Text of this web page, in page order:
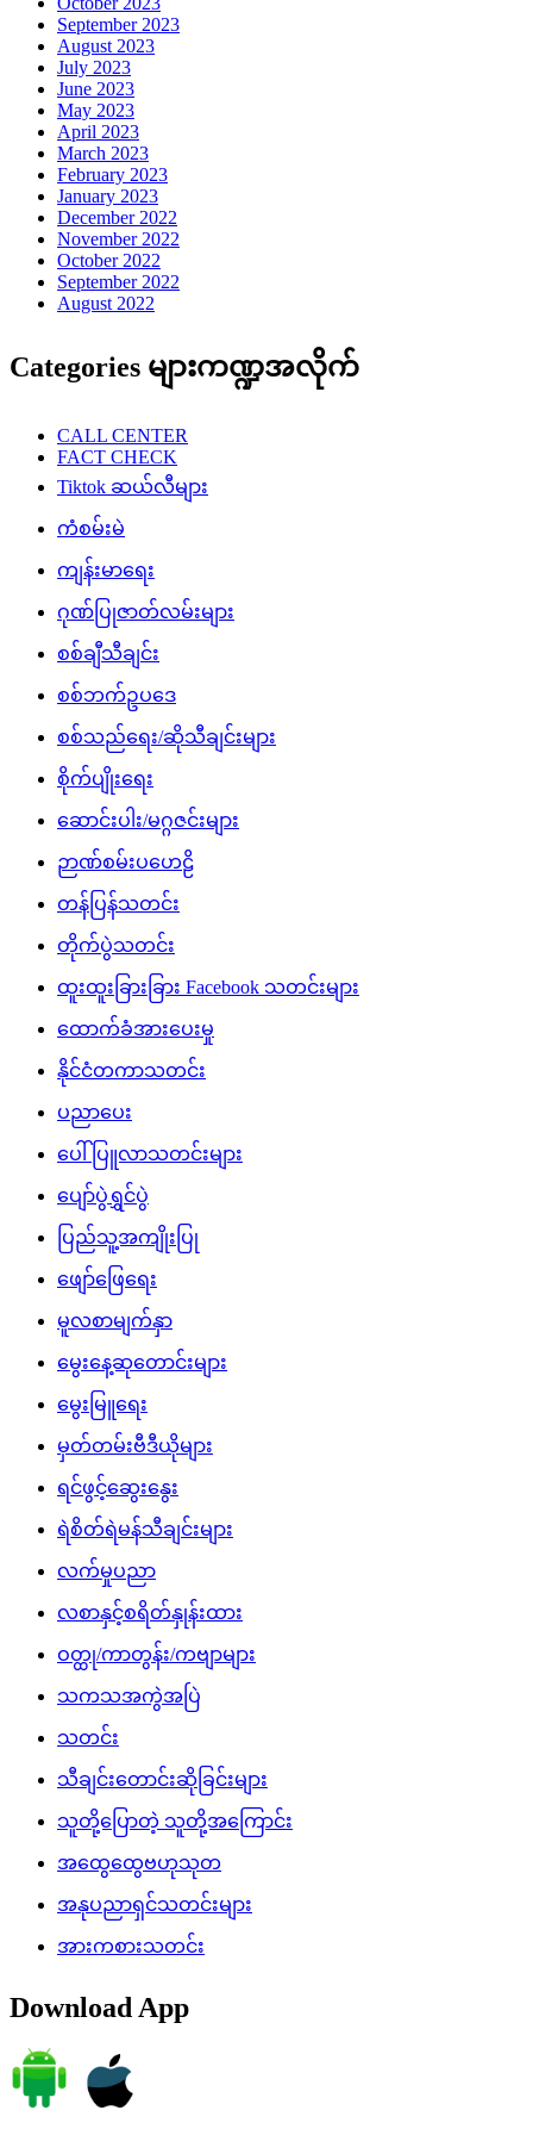
ကံစမ်းမဲ
ကျန်းမာရေး
ဂုဏ်ပြုဇာတ်လမ်းများ
စစ်ချီသီချင်း
စစ်ဘက်ဥပဒေ
စစ်သည်ရေး/ဆိုသီချင်းများ
စိုက်ပျိုးရေး
ဉာဏ်စမ်းပဟေဠိ
တိုက်ပွဲသတင်း
ထူးထူးခြားခြား Facebook သတင်းများ
ထောက်ခံအားပေးမှု
နိုင်ငံတကာသတင်း
ပညာပေး
ပေါ်ပြူလာသတင်းများ
ပျော်ပွဲရွှင်ပွဲ
ပြည်သူ့အကျိုးပြု
ဖျော်ဖြေရေး
မူလစာမျက်နှာ
မွေးနေ့ဆုတောင်းများ
မွေးမြူရေး
မှတ်တမ်းဗီဒီယိုများ
ရင်ဖွင့်ဆွေးနွေး
ရဲစိတ်ရဲမန်သီချင်းများ
လက်မှုပညာ
လစာနှင့်စရိတ်နှုန်းထား
ဝတ္ထု/ကာတွန်း/ကဗျာများ
သကသအကွဲအပြဲ
သတင်း
သီချင်းတောင်းဆိုခြင်းများ
သူတို့ပြောတဲ့ သူတို့အကြောင်း
အထွေထွေဗဟုသုတ
အနုပညာရှင်သတင်းများ
အားကစားသတင်း
Download App
မကြာခင်ကတင်ထားသော
Hyundai ASEAN Championship 2026 အမျိုးသားဘောလုံး
ပြိုင်ပွဲ၊ အုပ်စုအဆင့် မြန်မာအသင်းနှင့် ထိုင်းအသင်း
ယှဉ်ပြိုင်မှု တိုက်ရိုက်ထုတ်လွှင့်မည်
လေးမျက်နှာမြို့နယ်၊ ဟင်္သာတမြို့နယ်၊ ရေကြည်မြို့နယ်နှင့်
ကျုံပျော်မြို့နယ်တို့တွင် ရေကြီးရေလျှံမှုများကြောင့် ကူညီ
ကယ်ဆယ်ရေးလုပ်ငန်းများ ဆက်လက်ဆောင်ရွက်
ပြည်ထောင်စုသမ္မတမြန်မာနိုင်ငံတော်နှင့် ထိုင်းနိုင်ငံတို့
အပြန်အလှန်လက်မှတ်ရေးထိုးလဲလှယ်